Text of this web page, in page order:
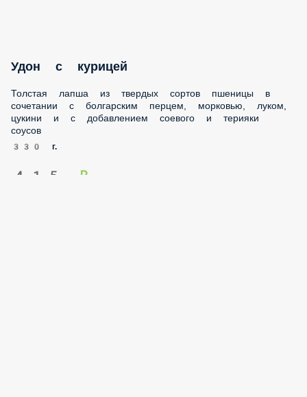
Толстая лапша из твердых сортов пшеницы в сочетании с
болгарским перцем, морковью, луком, цукини и с
добавлением соевого и терияки соусов
330 г.
415 ₽